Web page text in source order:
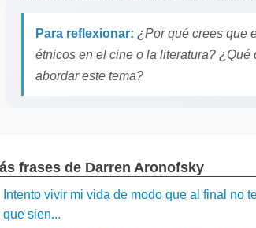
Para reflexionar: ¿Por qué crees que
étnicos en el cine o la literatura?
abordar este tema?
frases de Darren Aronofsky
Intento vivir mi vida de modo que al final no
que sien...